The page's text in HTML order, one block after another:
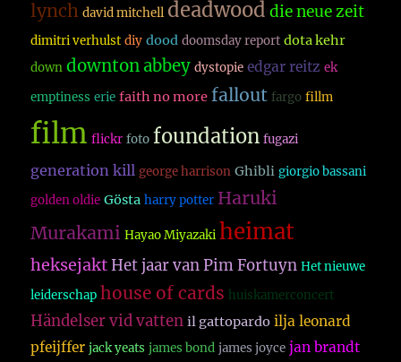
lynch david mitchell deadwood die neue zeit
dimitri verhulst diy dood doomsday report dota kehr
down downton abbey dystopie edgar reitz ek
emptiness erie faith no more fallout fargo fillm
film flickr foto foundation fugazi
generation kill george harrison Ghibli giorgio bassani
golden oldie Gösta harry potter Haruki
Murakami Hayao Miyazaki heimat
heksejakt Het jaar van Pim Fortuyn Het nieuwe
leiderschap house of cards huiskamerconcert
Händelser vid vatten il gattopardo ilja leonard
pfeijffer jack yeats james bond james joyce jan brandt